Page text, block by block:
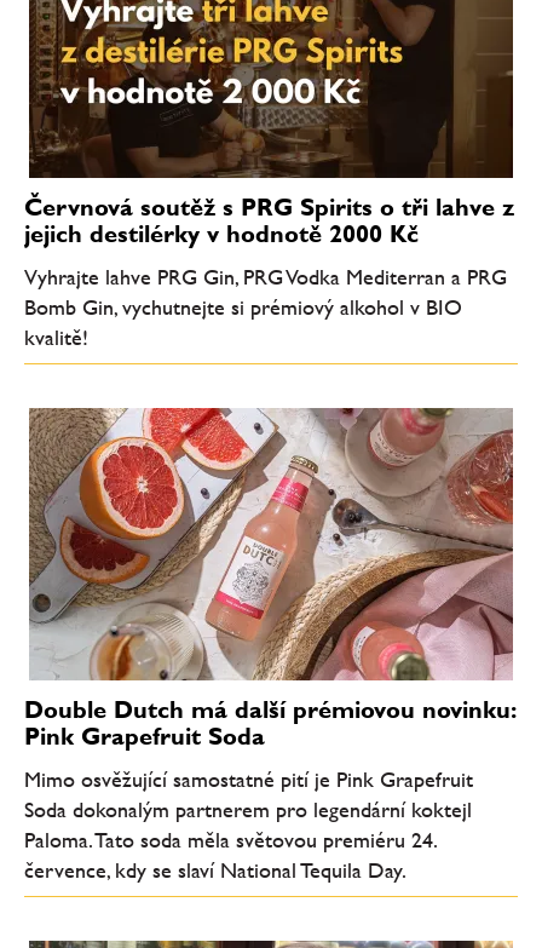
Červnová soutěž s PRG Spirits o tři lahve z
jejich destilérky v hodnotě 2000 Kč
Vyhrajte lahve PRG Gin, PRG Vodka Mediterran a PRG
Bomb Gin, vychutnejte si prémiový alkohol v BIO
kvalitě!
Double Dutch má další prémiovou novinku:
Pink Grapefruit Soda
Mimo osvěžující samostatné pití je Pink Grapefruit
Soda dokonalým partnerem pro legendární koktejl
Paloma. Tato soda měla světovou premiéru 24.
července, kdy se slaví National Tequila Day.